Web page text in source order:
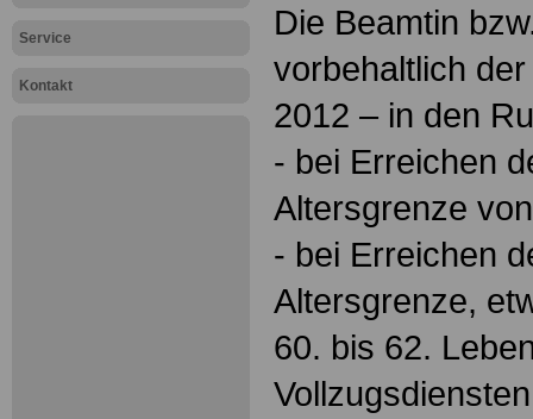
Service
Kontakt
Die Beamtin
vorbehaltlich
2012 – in den
- bei Erreichen
Altersgrenze
- bei Erreichen
Altersgrenze,
60. bis 62.